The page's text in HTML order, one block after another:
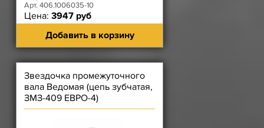
Арт. 406.1006035-10
Цена: 3947 руб
Добавить в корзину
Звездочка промежуточного
вала Ведомая (цепь зубчатая,
ЗМЗ-409 ЕВРО-4)